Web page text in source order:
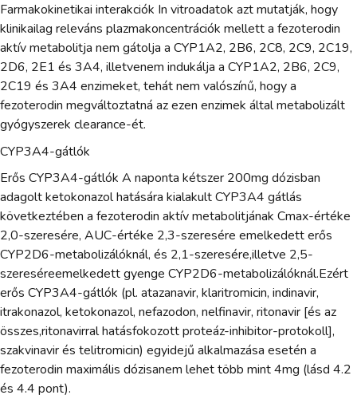
Farmakokinetikai interakciók In vitroadatok azt mutatják, hogy
klinikailag releváns plazmakoncentrációk mellett a fezoterodin
aktív metabolitja nem gátolja a CYP1A2, 2B6, 2C8, 2C9, 2C19,
2D6, 2E1 és 3A4, illetvenem indukálja a CYP1A2, 2B6, 2C9,
2C19 és 3A4 enzimeket, tehát nem valószínű, hogy a
fezoterodin megváltoztatná az ezen enzimek által metabolizált
gyógyszerek clearance-ét.
CYP3A4-gátlók
Erős CYP3A4-gátlók A naponta kétszer 200mg dózisban
adagolt ketokonazol hatására kialakult CYP3A4 gátlás
következtében a fezoterodin aktív metabolitjának Cmax-értéke
2,0-szeresére, AUC-értéke 2,3-szeresére emelkedett erős
CYP2D6-metabolizálóknál, és 2,1-szeresére,illetve 2,5-
szereséreemelkedett gyenge CYP2D6-metabolizálóknál.Ezért
erős CYP3A4-gátlók (pl. atazanavir, klaritromicin, indinavir,
itrakonazol, ketokonazol, nefazodon, nelfinavir, ritonavir [és az
összes,ritonavirral hatásfokozott proteáz-inhibitor-protokoll],
szakvinavir és telitromicin) egyidejű alkalmazása esetén a
fezoterodin maximális dózisanem lehet több mint 4mg (lásd 4.2
és 4.4 pont).